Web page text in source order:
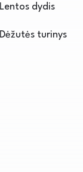
Lentos dydis
Dėžutės turinys